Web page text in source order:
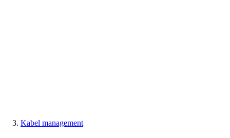
Kabel management